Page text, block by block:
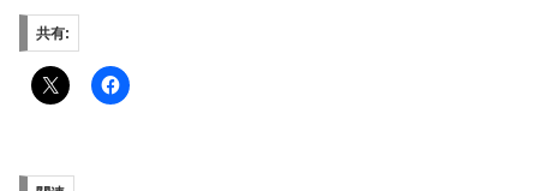
共有: